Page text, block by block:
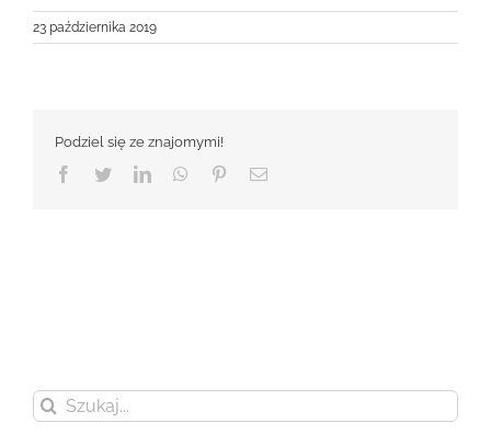
23 października 2019
Podziel się ze znajomymi!
Facebook
TwitterLinkedInWhatsApp
PinterestEmail
Szukaj